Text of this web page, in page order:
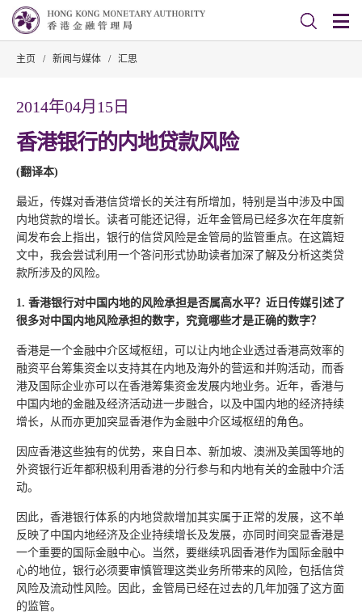
主页 / 新闻与媒体 / 汇思
2014年04月15日
香港银行的内地贷款风险
(翻译本)
最近，传媒对香港信贷增长的关注有所增加，特别是当中涉及中国
内地贷款的增长。读者可能还记得，近年金管局已经多次在年度新
闻发布会上指出，银行的信贷风险是金管局的监管重点。在这篇短
文中，我会尝试利用一个答问形式协助读者加深了解及分析这类贷
款所涉及的风险。
1. 香港银行对中国内地的风险承担是否属高水平？近日传媒引述了
很多对中国内地风险承担的数字，究竟哪些才是正确的数字？
香港是一个金融中介区域枢纽，可以让内地企业透过香港高效率的
融资平台筹集资金以支持其在内地及海外的营运和并购活动，而香
港及国际企业亦可以在香港筹集资金发展内地业务。近年，香港与
中国内地的金融及经济活动进一步融合，以及中国内地的经济持续
增长，从而亦更加突显香港作为金融中介区域枢纽的角色。
因应香港这些独有的优势，来自日本、新加坡、澳洲及美国等地的
外资银行近年都积极利用香港的分行参与和内地有关的金融中介活
动。
因此，香港银行体系的内地贷款增加其实属于正常的发展，这不单
反映了中国内地经济及企业持续增长及发展，亦同时间突显香港是
一个重要的国际金融中心。当然，要继续巩固香港作为国际金融中
心的地位，银行必须要审慎管理这类业务所带来的风险，包括信贷
风险及流动性风险。因此，金管局已经在过去的几年加强了这方面
的监管。